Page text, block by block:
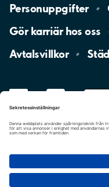
Personuppgifter
Gör karriär hososs
Avtalsvillkor